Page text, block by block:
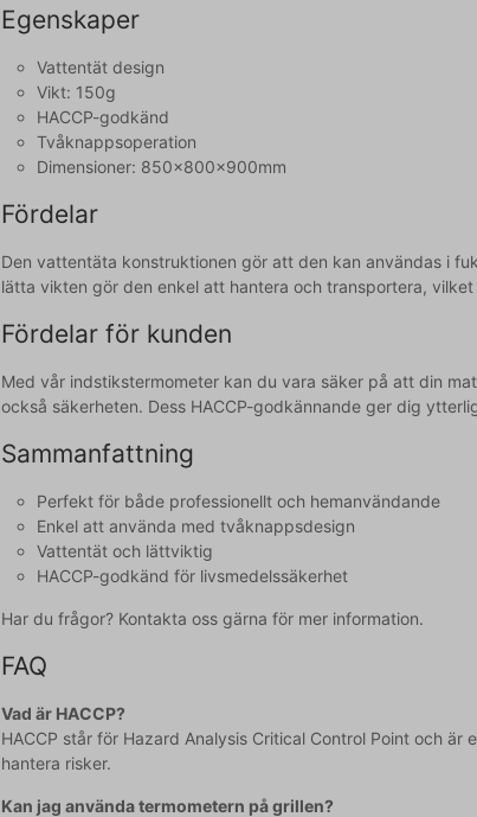
Egenskaper
Vattentät design
Vikt: 150g
HACCP-godkänd
Tvåknappsoperation
Dimensioner: 850x800x900mm
Fördelar
Den vattentäta konstruktionen gör att den kan användas i
lätta vikten gör den enkel att hantera och transportera,
Fördelar för kunden
Med vår indstikstermometer kan du vara säker på att din
också säkerheten. Dess HACCP-godkännande ger dig
Sammanfattning
Perfekt för både professionellt och hemanvändande
Enkel att använda med tvåknappsdesign
Vattentät och lättviktig
HACCP-godkänd för livsmedelssäkerhet
Har du frågor? Kontakta oss gärna för mer information.
FAQ
Vad är HACCP?
HACCP står för Hazard Analysis Critical Control Point och
hantera risker.
Kan jag använda termometern på grillen?